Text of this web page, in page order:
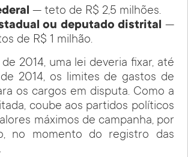
— teto de R$ 2,5 milhões.
ou deputado distrital —
de R$ 1 milhão.
2014, uma lei deveria fixar, até
2014, os limites de gastos de
os cargos em disputa. Como a
coube aos partidos políticos
máximos de campanha, por
no momento do registro das